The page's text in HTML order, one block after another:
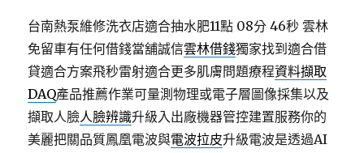
台南熱泵維修洗衣店適合抽水肥11點 08分 46秒 雲林
免留車有任何借錢當舖誠信雲林借錢獨家找到適合借
貸適合方案飛秒雷射適合更多肌膚問題療程資料擷取
DAQ產品推薦作業可量測物理或電子層圖像採集以及
擷取人臉人臉辨識升級入出廠機器管控建置服務你的
美麗把關品質鳳凰電波與電波拉皮升級電波是透過AI